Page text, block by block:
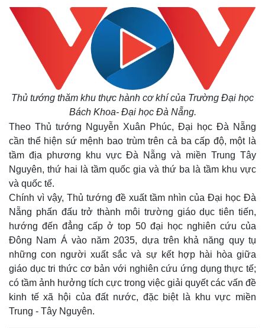
Infographic
Thủ tướng thăm khu thực hành cơ khí của Trường Đại học
Bách Khoa- Đại học Đà Nẵng.
Theo Thủ tướng Nguyễn Xuân Phúc, Đại học Đà Nẵng
cần thể hiện sứ mệnh bao trùm trên cả ba cấp độ, một là
tầm địa phương khu vực Đà Nẵng và miền Trung Tây
Nguyên, thứ hai là tầm quốc gia và thứ ba là tầm khu vực
và quốc tế.
Chính vì vậy, Thủ tướng đề xuất tầm nhìn của Đại học Đà
Nẵng phấn đấu trở thành môi trường giáo dục tiên tiến,
hướng đến đẳng cấp ở top 50 đại học nghiên cứu của
Đông Nam Á vào năm 2035, dựa trên khả năng quy tụ
những con người xuất sắc và sự kết hợp hài hòa giữa
giáo dục tri thức cơ bản với nghiên cứu ứng dụng thực tế;
có tầm ảnh hưởng tích cực trong việc giải quyết các vấn đề
kinh tế xã hội của đất nước, đặc biệt là khu vực miền
Trung - Tây Nguyên.